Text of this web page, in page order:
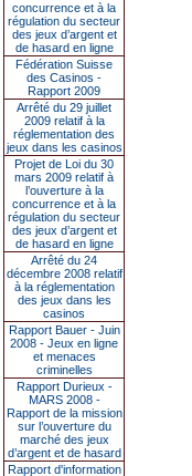
concurrence et à la
régulation du secteur
des jeux d’argent et
de hasard en ligne
Fédération Suisse
des Casinos -
Rapport 2009
Arrêté du 29 juillet
2009 relatif à la
réglementation des
jeux dans les casinos
Projet de Loi du 30
mars 2009 relatif à
l’ouverture à la
concurrence et à la
régulation du secteur
des jeux d’argent et
de hasard en ligne
Arrêté du 24
décembre 2008 relatif
à la réglementation
des jeux dans les
casinos
Rapport Bauer - Juin
2008 - Jeux en ligne
et menaces
criminelles
Rapport Durieux -
MARS 2008 -
Rapport de la mission
sur l’ouverture du
marché des jeux
d’argent et de hasard
Rapport d'information